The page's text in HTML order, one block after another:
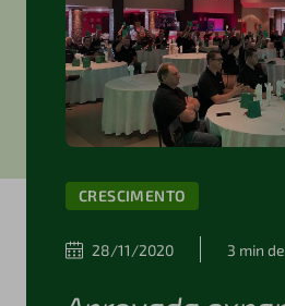
CRESCIMENTO
28/11/2020 3 min